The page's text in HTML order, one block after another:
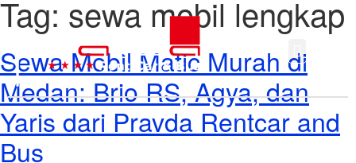
Tag: sewa mobil lengkap
Sewa Mobil Matic Murah di
Medan: Brio RS, Agya, dan
Yaris dari Pravda Rentcar and
Bus